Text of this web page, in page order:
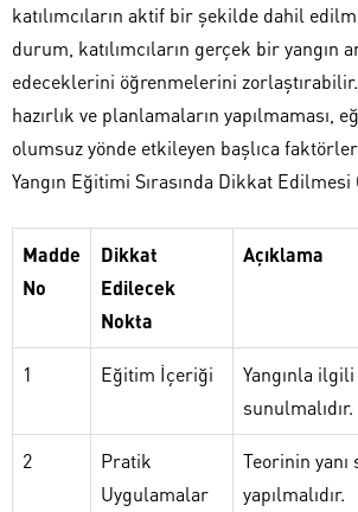
katılımcıların aktif bir şekilde dahil
durum, katılımcıların gerçek bir yangın
edeceklerini öğrenmelerini
hazırlık ve planlamaların yapılmaması,
olumsuz yönde etkileyen başlıca
Yangın Eğitimi Sırasında Dikkat
Madde
No
Dikkat
Edilecek
Nokta
Açıklama
1 Eğitim İçeriği
Yangınla
sunulmalıdır.
2
Pratik
Uygulamalar
Teorinin yanı
yapılmalıdır.